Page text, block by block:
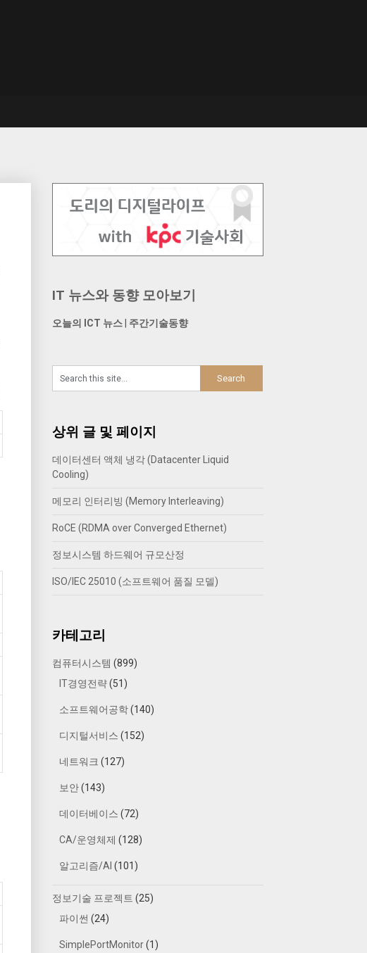
IT 뉴스와 동향 모아보기
오늘의 ICT 뉴스 주간기술동향
상위 글 및 페이지
데이터센터 액체 냉각 (Datacenter Liquid
Cooling)
메모리 인터리빙 (Memory Interleaving)
RoCE (RDMA over Converged Ethernet)
정보시스템 하드웨어 규모산정
ISO/IEC 25010 (소프트웨어 품질 모델)
카테고리
컴퓨터시스템 (899)
IT경영전략(51)
소프트웨어공학(140)
디지털서비스 (152)
네트워크 (127)
보안(143)
데이터베이스 (72)
CA/운영체제 (128)
알고리즘/AI (101)
정보기술 프로젝트 (25)
파이썬 (24)
SimplePortMonitor(1)